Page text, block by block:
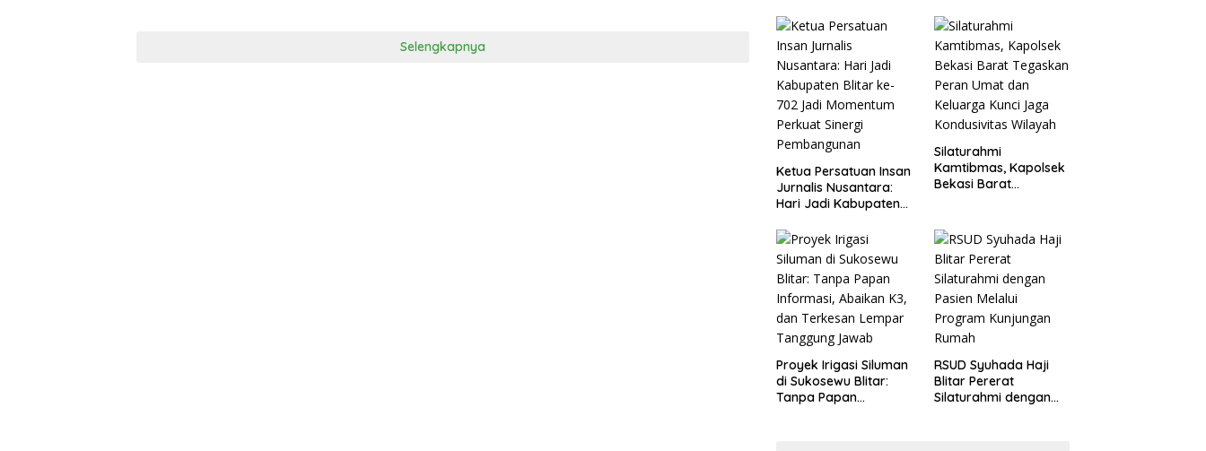
Selengkapnya
Transparansi
Penanganan Dugaan
Penganiayaan
Ketua Persatuan Insan
Jurnalis Nusantara:
Hari Jadi Kabupaten
Momentum Perkuat
Sinergi Pembangunan
Silaturahmi
Kamtibmas, Kapolsek
Bekasi Barat
Jaga Kondusivitas
Wilayah
Proyek Irigasi Siluman
di Sukosewu Blitar:
Tanpa Papan
RSUD Syuhada Haji
Blitar Pererat
Silaturahmi dengan